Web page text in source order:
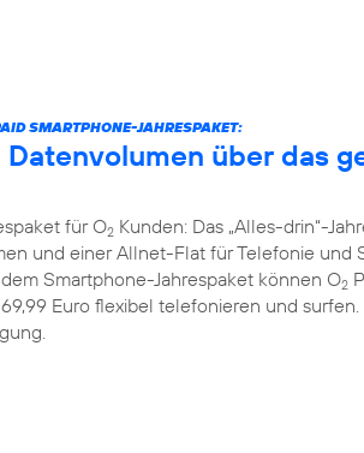
SMARTPHONE-JAHRESPAKET:
über das
für O2 Kunden: Das „Alles-drin“-
und einer Allnet-Flat für Telefonie und
Smartphone-Jahrespaket können O2
Euro flexibel telefonieren und